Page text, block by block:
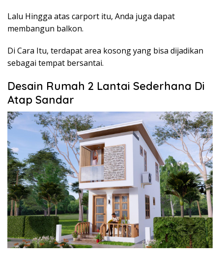
Lalu Hingga atas carport itu, Anda juga dapat
membangun balkon.
Di Cara Itu, terdapat area kosong yang bisa dijadikan
sebagai tempat bersantai.
Desain Rumah 2 Lantai Sederhana Di
Atap Sandar